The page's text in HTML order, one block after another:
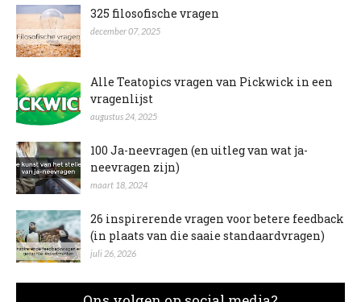
325 filosofische vragen
december 07, 2025
Alle Teatopics vragen van Pickwick in een
vragenlijst
augustus 24, 2025
100 Ja-neevragen (en uitleg van wat ja-
neevragen zijn)
maart 18, 2024
26 inspirerende vragen voor betere feedback
(in plaats van die saaie standaardvragen)
juli 26, 2026